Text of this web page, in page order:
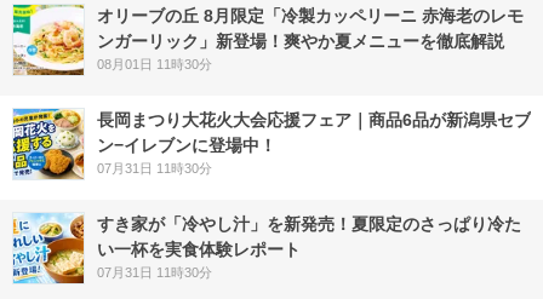
オリーブの丘 8月限定「冷製カッペリーニ 赤海老のレモ
ンガーリック」新登場！爽やか夏メニューを徹底解説
08月01日 11時30分
長岡まつり大花火大会応援フェア｜商品6品が新潟県セブ
ン−イレブンに登場中！
07月31日 11時30分
すき家が「冷やし汁」を新発売！夏限定のさっぱり冷た
い一杯を実食体験レポート
07月31日 11時30分